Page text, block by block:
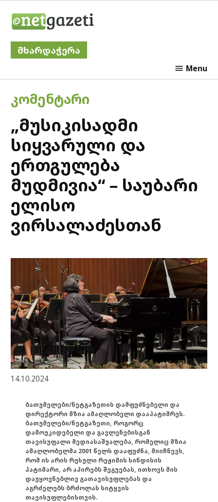
მხარდაჭერა
Menu
POSTED
IN
ᲙᲝᲛᲔᲜᲢᲐᲠᲘ
„მუსიკისადმი
სიყვარული და
ერთგულება
მუდმივია“ – საუბარი
ელისო
ვირსალაძესთან
14.10.2024
ბათუმელები/ნეტგაზეთის დამფუძნებელი და
დირექტორი მზია ამაღლობელი დააპატიმრეს.
ბათუმელები/ნეტგაზეთი, როგორც
დამოუკიდებელი და გავლენებისგან
თავისუფალი მედიასაშუალება, რომელიც მზია
ამაღლობელმა 2001 წელს დააფუძნა, მიიჩნევს,
რომ ის არის რუსული რეჟიმის სინდისის
პატიმარი, არ აპირებს შეგუებას, ითხოვს მის
დაუყოვნებლივ გათავისუფლებას და
აგრძელებს ბრძოლას სიტყვის
თავისუფლებისთვის.